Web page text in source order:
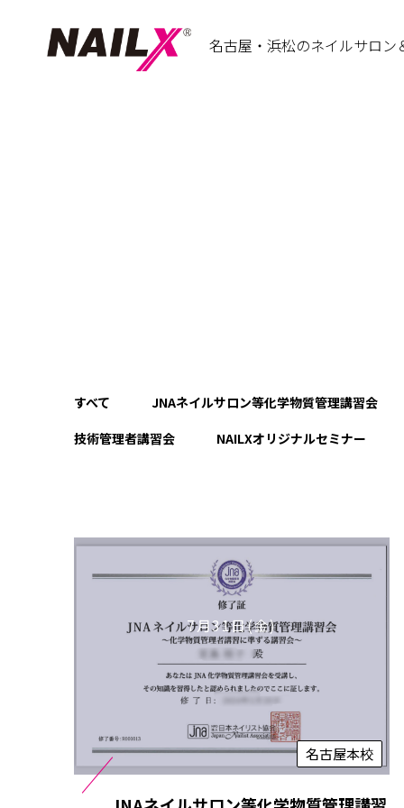
名古屋・浜松のネイルサロン
すべて
JNAネイルサロン等化学物質管理講習会
技術管理者講習会
NAILXオリジナルセミナー
7月31日(金)
名古屋本校